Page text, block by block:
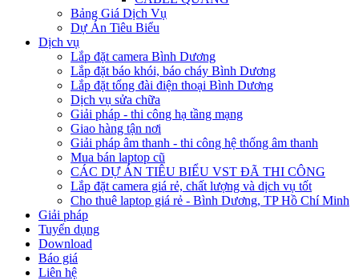
Bảng Giá Dịch Vụ
Dự Án Tiêu Biểu
Dịch vụ
Lắp đặt camera Bình Dương
Lắp đặt báo khói, báo cháy Bình Dương
Lắp đặt tổng đài điện thoại Bình Dương
Dịch vụ sửa chữa
Giải pháp - thi công hạ tầng mạng
Giao hàng tận nơi
Giải pháp âm thanh - thi công hệ thống âm thanh
Mua bán laptop cũ
CÁC DỰ ÁN TIÊU BIỂU VST ĐÃ THI CÔNG
Lắp đặt camera giá rẻ, chất lượng và dịch vụ tốt
Cho thuê laptop giá rẻ - Bình Dương, TP Hồ Chí Minh
Giải pháp
Tuyển dụng
Download
Báo giá
Liên hệ